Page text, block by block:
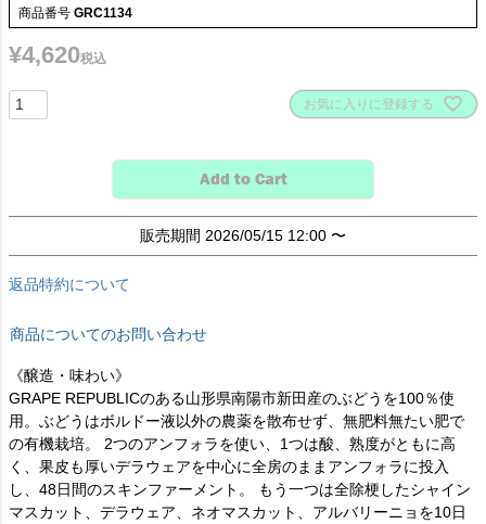
商品番号 GRC1134
¥4,620税込
お気に入りに登録する
Add to Cart
販売期間 2026/05/15 12:00 〜
返品特約について
商品についてのお問い合わせ
《醸造・味わい》
GRAPE REPUBLICのある山形県南陽市新田産のぶどうを100％使
用。ぶどうはボルドー液以外の農薬を散布せず、無肥料無たい肥で
の有機栽培。 2つのアンフォラを使い、1つは酸、熟度がともに高
く、果皮も厚いデラウェアを中心に全房のままアンフォラに投入
し、48日間のスキンファーメント。 もう一つは全除梗したシャイン
マスカット、デラウェア、ネオマスカット、アルバリーニョを10日